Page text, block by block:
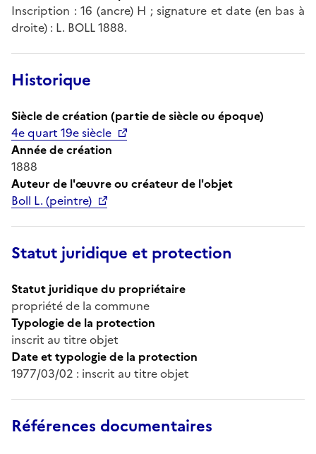
Inscription : 16 (ancre) H ; signature et date (en bas à
droite) : L. BOLL 1888.
Historique
Siècle de création (partie de siècle ou époque)
4e quart 19e siècle
Année de création
1888
Auteur de l'œuvre ou créateur de l'objet
Boll L. (peintre)
Statut juridique et protection
Statut juridique du propriétaire
propriété de la commune
Typologie de la protection
inscrit au titre objet
Date et typologie de la protection
1977/03/02 : inscrit au titre objet
Références documentaires